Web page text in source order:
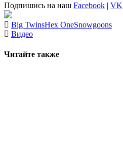
Подпишись на наш Facebook | VK
Big TwinsHex OneSnowgoons
Видео
Читайте также